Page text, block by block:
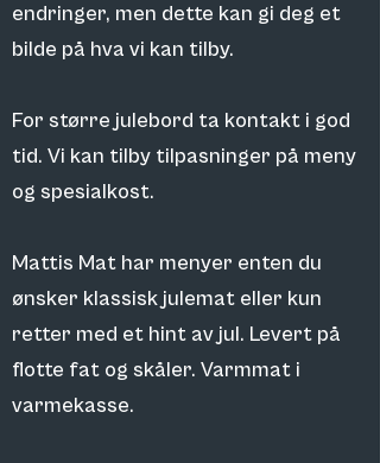
endringer, men dette kan gi deg et
bilde på hva vi kan tilby.
For større julebord ta kontakt i god
tid. Vi kan tilby tilpasninger på meny
og spesialkost.
Mattis Mat har menyer enten du
ønsker klassisk julemat eller kun
retter med et hint av jul. Levert på
flotte fat og skåler. Varmmat i
varmekasse.